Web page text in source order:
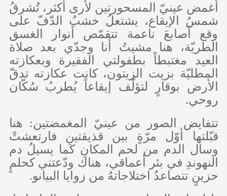
أغمض عينيّ المسحورتين لأرى أكثر، تُشرقُ
شمسُ الإيقاع، يشتعلُ خشبُ الدّفّ على
وقع أصابعَ ناعمة تتقمّص أنوار الغسق
الطريّة، هنا مشيتُ أنا وجدّي بعد صلاة
العيد مغتبطاً بطفولتي الفقيرة وبعكازته
المطليّة بزيت الزيتون، كانت عكازته تدقّ
الأرض بوقارٍ لتؤلّف إيقاعاً يُطربُ سُكّان
روحي.
تتفايض الصور من عينيّ المغمضتين: هنا
قبّلتها أوّل مرّةٍ بين قذيقتينِ فارتعشتْ
وسال الدم من لحم المكانِ كما يسيلُ دم
النهوندِ في بئر أعماقي، هناك ودّعتني كحلمٍ
حزينٍ تتصاعدُ اختلاجاتهُ من زوايا البيانو.